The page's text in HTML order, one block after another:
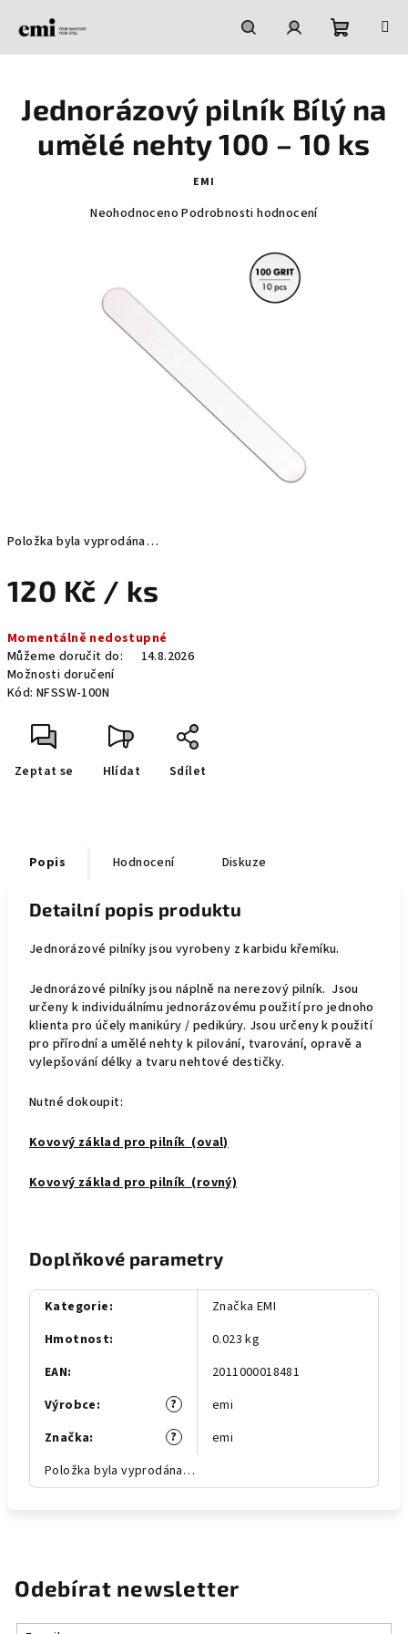
HledatPřihlášeníNákupní
košík
Položka byla vyprodána…
120 Kč / ks
cena:
Momentálně nedostupné
Můžeme doručit do:
14.8.2026
Možnosti doručení
Kód: NFSSW-100N
Zeptat se Hlídat Sdílet
Jednorázový pilník Bílý na
umělé nehty 100 – 10 ks
EMI
Průměrné
hvězdiček.
Neohodnoceno Podrobnosti hodnocení
Popis Hodnocení Diskuze
Detailní popis produktu
Jednorázové pilníky jsou vyrobeny z karbidu křemíku.
Jednorázové pilníky jsou náplně na nerezový pilník. Jsou
určeny k individuálnímu jednorázovému použití pro jednoho
klienta pro účely manikúry / pedikúry. Jsou určeny k použití
pro přírodní a umělé nehty k pilování, tvarování, opravě a
vylepšování délky a tvaru nehtové destičky.
Nutné dokoupit:
Kovový základ pro pilník (oval)
Kovový základ pro pilník (rovný)
Doplňkové parametry
Kategorie:
Značka EMI
Hmotnost:
0.023 kg
EAN:
2011000018481
?
Výrobce:
emi
?
Značka:
emi
Položka byla vyprodána…
Odebírat newsletter